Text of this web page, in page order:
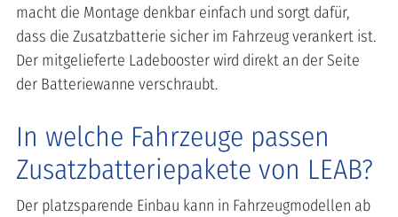
macht die Montage denkbar einfach und sorgt dafür,
dass die Zusatzbatterie sicher im Fahrzeug verankert ist.
Der mitgelieferte Ladebooster wird direkt an der Seite
der Batteriewanne verschraubt.
In welche Fahrzeuge passen
Zusatzbatteriepakete von LEAB?
Der platzsparende Einbau kann in Fahrzeugmodellen ab